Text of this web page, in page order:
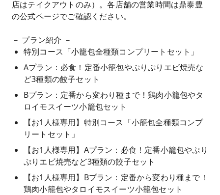
店はテイクアウトのみ）。各店舗の営業時間は鼎泰豊
の公式ページでご確認ください。
－ プラン紹介 －
特別コース「小籠包全種類コンプリートセット」
Aプラン：必食！定番小籠包やぷりぷりエビ焼売な
ど3種類の餃子セット
Bプラン：定番から変わり種まで！鶏肉小籠包やタ
ロイモスイーツ小籠包セット
【お1人様専用】特別コース「小籠包全種類コンプ
リートセット」
【お1人様専用】Aプラン：必食！定番小籠包やぷり
ぷりエビ焼売など3種類の餃子セット
【お1人様専用】Bプラン：定番から変わり種まで！
鶏肉小籠包やタロイモスイーツ小籠包セット